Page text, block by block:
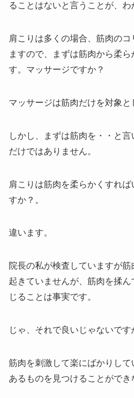
ることはないと言うことが、わ
肩こりは多くの場合、筋肉の
ますので、まずは筋肉から柔ら
す。マッサージですか？
マッサージは筋肉だけを対象と
しかし、まずは筋肉を・・と
だけではありません。
肩こりは筋肉を柔らかくすれ
すか？。
違います。
院長の私が検査していますが
起きていませんが、筋肉を揉
じることは事実です。
じゃ、それで良いじゃないです
筋肉を刺激して楽にばかりして
あるものを見つけることができ